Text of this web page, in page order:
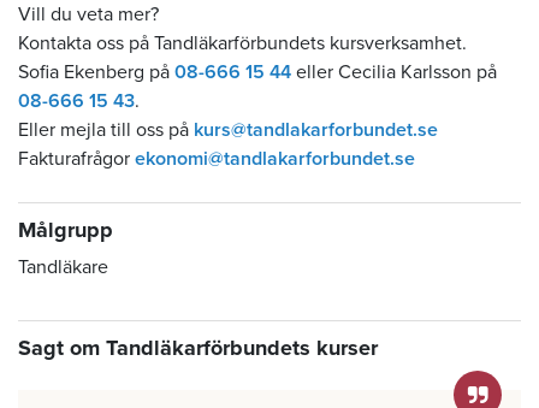
Vill du veta mer?
Kontakta oss på Tandläkarförbundets kursverksamhet.
Sofia Ekenberg på 08-666 15 44 eller Cecilia Karlsson på
08-666 15 43.
Eller mejla till oss på kurs@tandlakarforbundet.se
Fakturafrågor ekonomi@tandlakarforbundet.se
Målgrupp
Tandläkare
Sagt om Tandläkarförbundets kurser